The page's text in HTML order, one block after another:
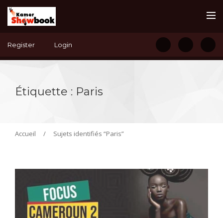
Register Login
Étiquette : Paris
Accueil / Sujets identifiés “Paris”